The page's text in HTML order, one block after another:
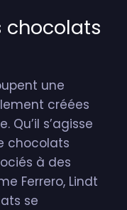
chocolats
une
créées
Qu’il s’agisse
chocolats
à des
Ferrero, Lindt
se